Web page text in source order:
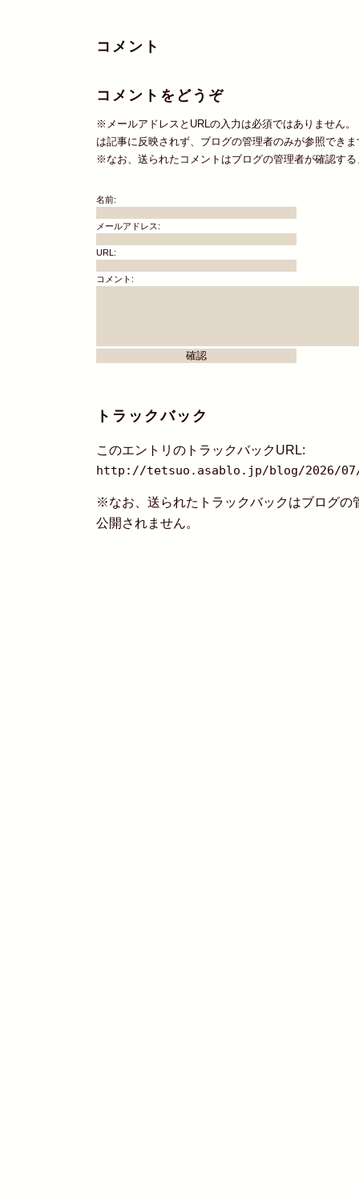
コメント
コメントをどうぞ
※メールアドレスとURLの入力は必須ではありません
は記事に反映されず、ブログの管理者のみが参照できま
※なお、送られたコメントはブログの管理者が確認す
名前:
メールアドレス:
URL:
コメント:
トラックバック
このエントリのトラックバックURL:
http://tetsuo.asablo.jp/blog/2026/07/
※なお、送られたトラックバックはブログの
公開されません。